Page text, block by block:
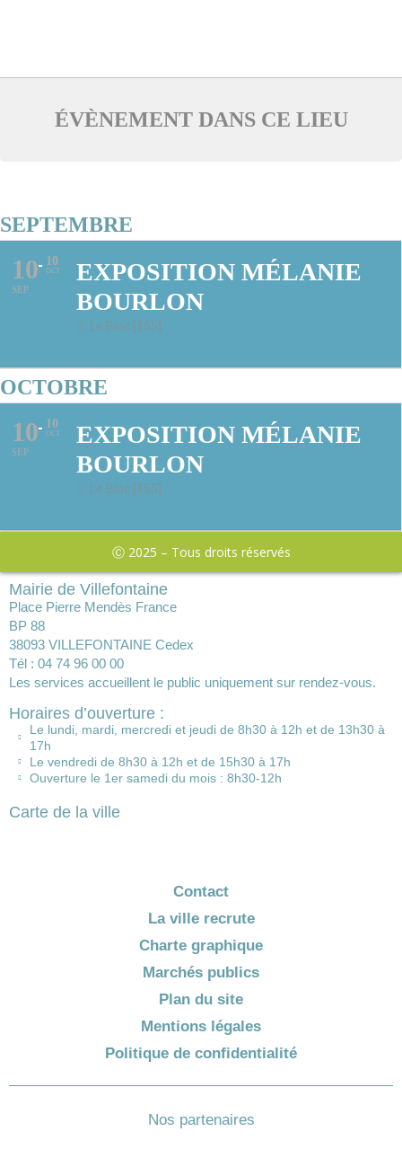
ÉVÈNEMENT DANS CE LIEU
SEPTEMBRE
10
SEP
10
OCT
EXPOSITION MÉLANIE
BOURLON
Le Bloc [155]
OCTOBRE
10
SEP
10
OCT
EXPOSITION MÉLANIE
BOURLON
Le Bloc [155]
Ⓒ 2025 – Tous droits réservés
Mairie de Villefontaine
Place Pierre Mendès France
BP 88
38093 VILLEFONTAINE Cedex
Tél : 04 74 96 00 00
Les services accueillent le public uniquement sur rendez-vous.
Horaires d’ouverture :
Le lundi, mardi, mercredi et jeudi de 8h30 à 12h et de 13h30 à
17h
Le vendredi de 8h30 à 12h et de 15h30 à 17h
Ouverture le 1er samedi du mois : 8h30-12h
Carte de la ville
Contact
La ville recrute
Charte graphique
Marchés publics
Plan du site
Mentions légales
Politique de confidentialité
Nos partenaires